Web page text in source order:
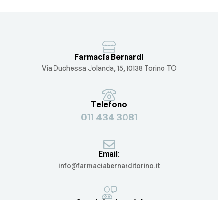
Farmacia Bernardi
Via Duchessa Jolanda, 15, 10138 Torino TO
Telefono
011 434 3081
Email:
info@farmaciabernarditorino.it